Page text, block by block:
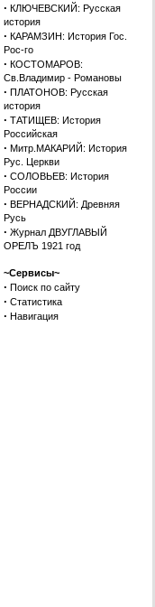
· КЛЮЧЕВСКИЙ: Русская
история
· КАРАМЗИН: История Гос.
Рос-го
· КОСТОМАРОВ:
Св.Владимир - Романовы
· ПЛАТОНОВ: Русская
история
· ТАТИЩЕВ: История
Российская
· Митр.МАКАРИЙ: История
Рус. Церкви
· СОЛОВЬЕВ: История
России
· ВЕРНАДСКИЙ: Древняя
Русь
· Журнал ДВУГЛАВЫЙ
ОРЕЛЪ 1921 год
~Сервисы~
· Поиск по сайту
· Статистика
· Навигация